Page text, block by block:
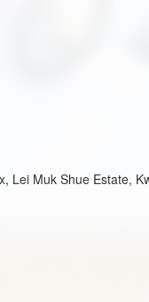
Lei Muk Shue Estate,